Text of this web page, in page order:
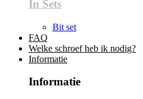
In Sets
Bit set
FAQ
Welke schroef heb ik nodig?
Informatie
Informatie